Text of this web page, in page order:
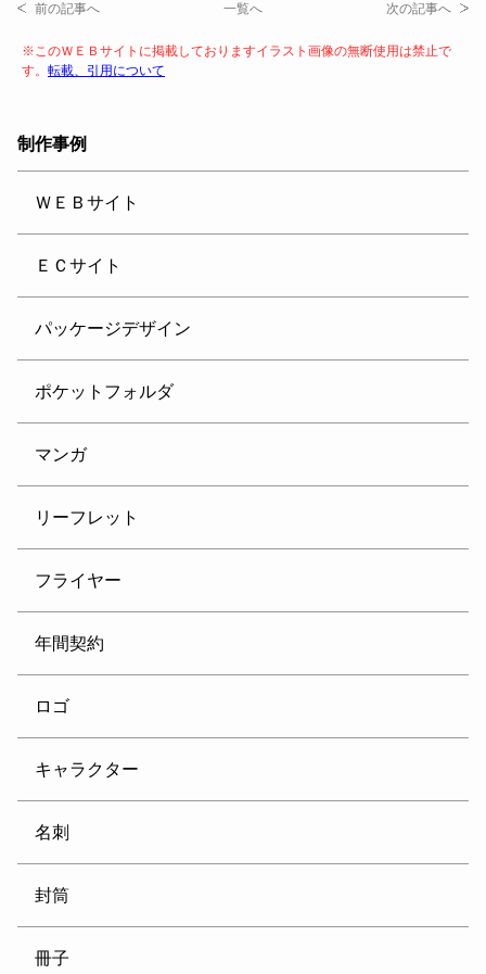
前の記事へ 一覧へ 次の記事へ
※このＷＥＢサイトに掲載しておりますイラスト画像の無断使用は禁止で
す。 転載、引用について
制作事例
ＷＥＢサイト
ＥＣサイト
パッケージデザイン
ポケットフォルダ
マンガ
リーフレット
フライヤー
年間契約
ロゴ
キャラクター
名刺
封筒
冊子